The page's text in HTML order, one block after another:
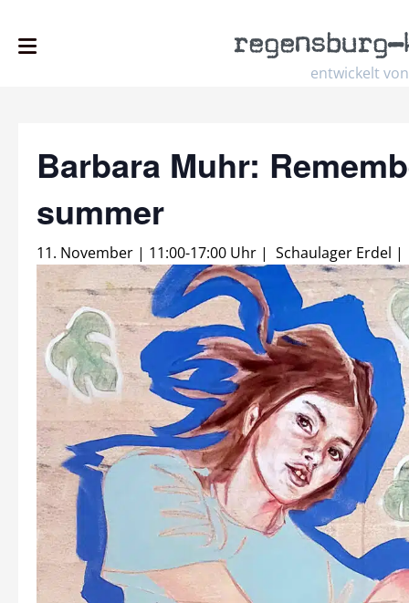
entwickelt von
regensburg–
Barbara Muhr:
summer
11. November | 11:00-17:00 Uhr | Schaulager Erdel |